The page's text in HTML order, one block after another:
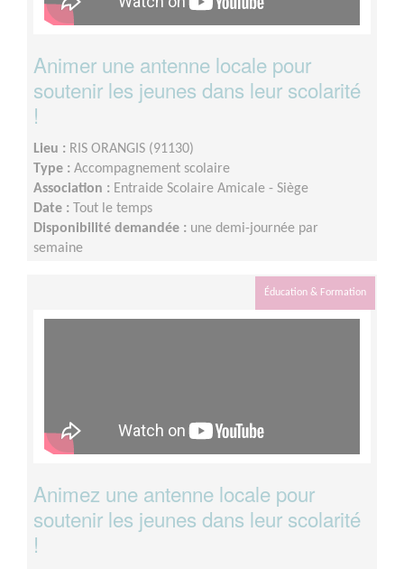
Animer une antenne locale pour
soutenir les jeunes dans leur scolarité
!
Lieu : RIS ORANGIS (91130)
Type : Accompagnement scolaire
Association : Entraide Scolaire Amicale - Siège
Date :
Tout le temps
Disponibilité demandée : une demi-journée par
semaine
Éducation & Formation
Animez une antenne locale pour
soutenir les jeunes dans leur scolarité
!